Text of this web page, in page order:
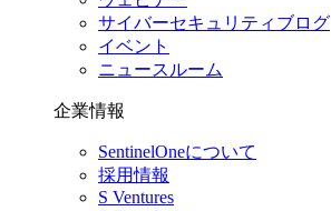
サイバーセキュリティブログ
イベント
ニュースルーム
企業情報
SentinelOneについて
採用情報
S Ventures